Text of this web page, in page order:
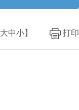
打印
大中小】